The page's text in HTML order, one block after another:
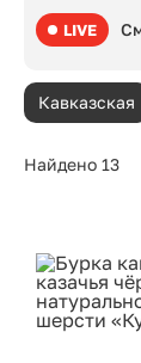
LIVE
Найдено 13
Кавказская